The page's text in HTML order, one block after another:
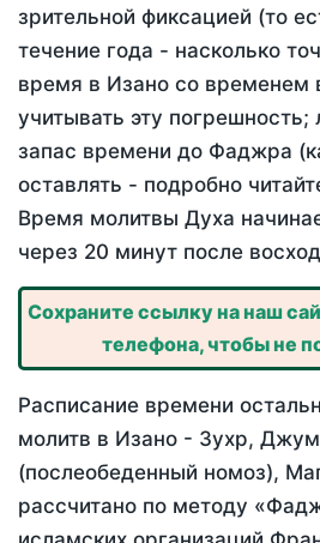
зрительной фиксацией (то
течение года - насколько
время в Изано со временем
учитывать эту погрешность;
запас времени до Фаджра
оставлять - подробно
Время молитвы Духа
через 20 минут после
Сохраните ссылку на наш
телефона, чтобы не
Расписание времени
молитв в Изано - Зухр,
(послеобеденный номоз),
рассчитано по методу